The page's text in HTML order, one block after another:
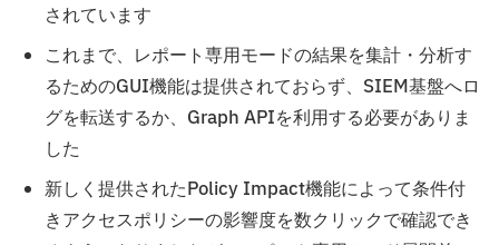
されています
これまで、レポート専用モードの結果を集計・分析す
るためのGUI機能は提供されておらず、SIEM基盤へロ
グを転送するか、Graph APIを利用する必要がありま
した
新しく提供されたPolicy Impact機能によって条件付
きアクセスポリシーの影響度を数クリックで確認でき